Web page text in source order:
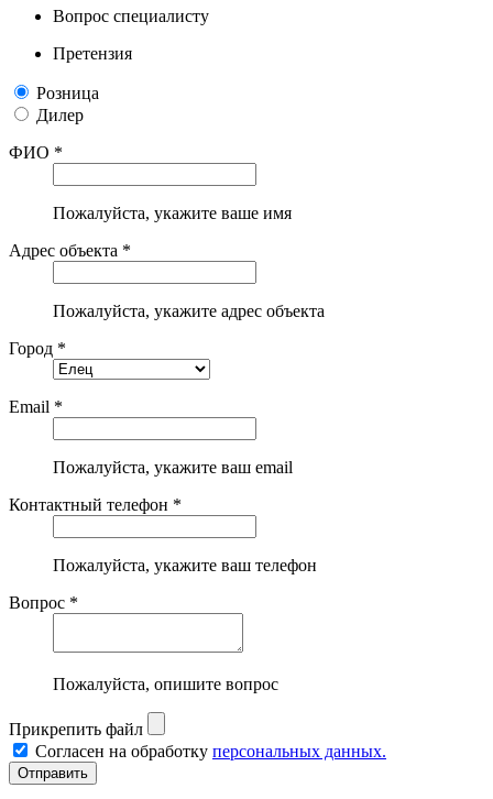
Вопрос специалисту
Претензия
Розница
Дилер
ФИО *
Пожалуйста, укажите ваше имя
Адрес объекта *
Пожалуйста, укажите адрес объекта
Город *
Email *
Пожалуйста, укажите ваш email
Контактный телефон *
Пожалуйста, укажите ваш телефон
Вопрос *
Пожалуйста, опишите вопрос
Прикрепить файл
Согласен на обработку персональных данных.